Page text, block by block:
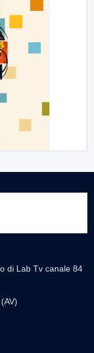
di Lab Tv canale 84